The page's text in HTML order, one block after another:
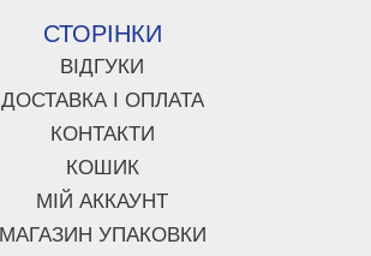
СТОРІНКИ
ВІДГУКИ
ДОСТАВКА І ОПЛАТА
КОНТАКТИ
КОШИК
МІЙ АККАУНТ
МАГАЗИН УПАКОВКИ